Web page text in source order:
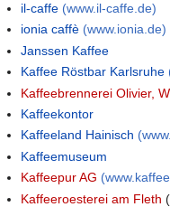
il-caffe (www.il-caffe.de)
ionia caffè (www.ionia.de)
Janssen Kaffee
Kaffee Röstbar Karlsruhe
Kaffeebrennerei Olivier,
Kaffeekontor
Kaffeeland Hainisch
Kaffeemuseum
Kaffeepur AG
Kaffeeroesterei am Fleth